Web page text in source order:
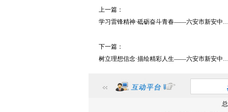
上一篇：
学习雷锋精神·砥砺奋斗青春——六安市新安中学
下一篇：
树立理想信念·描绘精彩人生——六安市新安中学